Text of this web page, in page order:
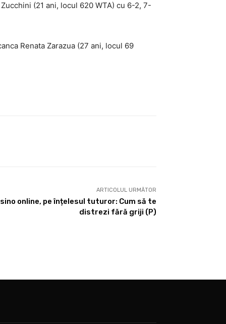
(21 ani, locul 620 WTA) cu 6-2, 7-
Renata Zarazua (27 ani, locul 69
ARTICOLUL URMĂTOR
online, pe înțelesul tuturor: Cum să te
distrezi fără griji (P)